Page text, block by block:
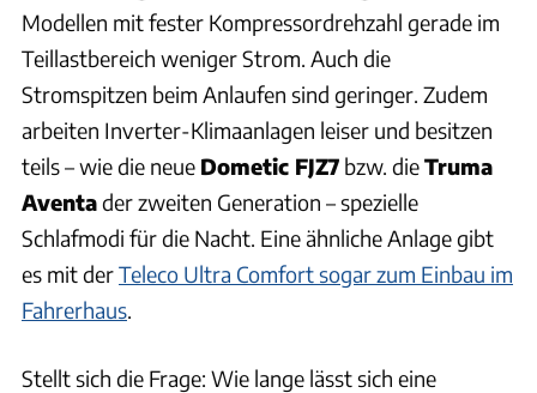
Modellen mit fester Kompressordrehzahl gerade im
Teillastbereich weniger Strom. Auch die
Stromspitzen beim Anlaufen sind geringer. Zudem
arbeiten Inverter-Klimaanlagen leiser und besitzen
teils – wie die neue Dometic FJZ7 bzw. dieTruma
Aventader zweiten Generation – spezielle
Schlafmodi für die Nacht. Eine ähnliche Anlage gibt
es mit derTeleco Ultra Comfort sogar zum Einbau im
Fahrerhaus.
Stellt sich die Frage: Wie lange lässt sich eine